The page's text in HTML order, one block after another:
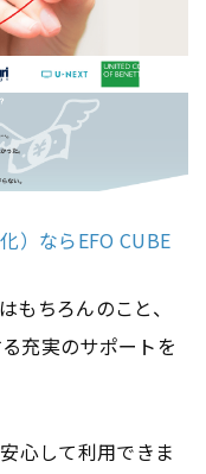
）ならEFO CUBE
もちろんのこと、
充実のサポートを
心して利用できま